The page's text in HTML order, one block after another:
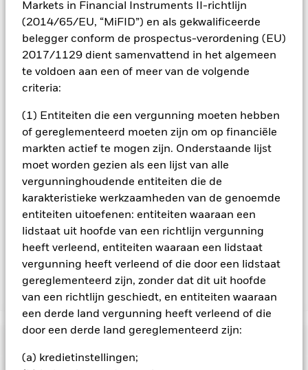
Markets in Financial Instruments II-richtlijn
(2014/65/EU, “MiFID”) en als gekwalificeerde
belegger conform de prospectus-verordening (EU)
2017/1129 dient samenvattend in het algemeen
te voldoen aan een of meer van de volgende
criteria:
(1) Entiteiten die een vergunning moeten hebben
of gereglementeerd moeten zijn om op financiële
markten actief te mogen zijn. Onderstaande lijst
moet worden gezien als een lijst van alle
vergunninghoudende entiteiten die de
karakteristieke werkzaamheden van de genoemde
entiteiten uitoefenen: entiteiten waaraan een
lidstaat uit hoofde van een richtlijn vergunning
heeft verleend, entiteiten waaraan een lidstaat
vergunning heeft verleend of die door een lidstaat
gereglementeerd zijn, zonder dat dit uit hoofde
van een richtlijn geschiedt, en entiteiten waaraan
een derde land vergunning heeft verleend of die
door een derde land gereglementeerd zijn:
(a) kredietinstellingen;
beheermaatschappij van het fonds waarborgt dat er
geschikte procedures worden gebruikt om het
besmettingsrisico voor andere aandelenklassen te
minimaliseren. Via het uitklapvakje direct onder de naam van
het fonds, kunt u een lijst van alle aandelenklassen in het
fonds bekijken – aandelenklassen met valutahedging worden
aandelenklasse. Daarnaast is een volledige lijst van alle
aandelenklassen met valutahedging op aanvraag
verkrijgbaar bij de beheermaatschappij van het fonds.
In de mate waarin het Fonds effecten uitleent om zijn kosten
te reduceren, ontvangt het Fonds 62,5% van de hiermee
verbonden inkomsten en komen de resterende 37,5% ten
exploitatiekosten van het Fonds niet verhoogt, is deze niet in
de lopende kosten opgenomen.
Toon minder
BGF Euro Income Fixed Maturity Bond Fund 2029